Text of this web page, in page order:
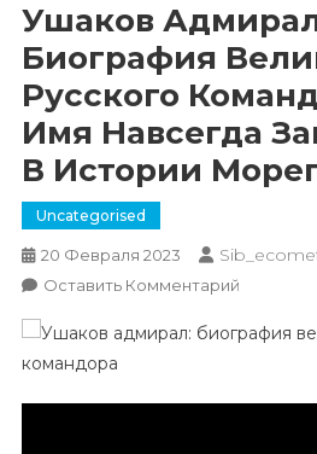
Ушаков
Биография
Русского
Имя Навсегда
В Истории
Uncategorised
20 Февраля 2023
Оставить КомментарийК
Адмирал